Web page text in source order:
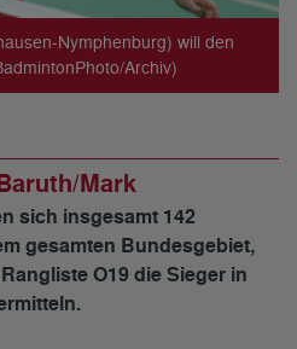
Nymphenburg) will den
Archiv)
Mark
sich insgesamt 142
gesamten Bundesgebiet,
O19 die Sieger in